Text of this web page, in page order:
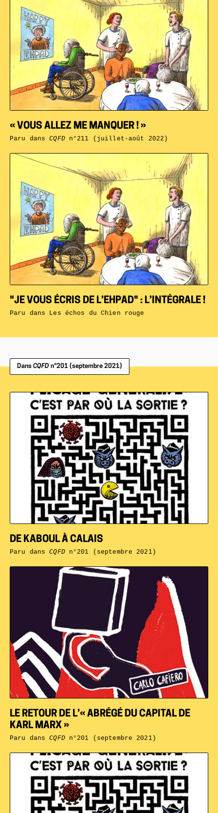
"JE VOUS ÉCRIS DE L’EHPAD" : L’INTÉGRALE !
Paru dans Les échos du Chien rouge
« VOUS ALLEZ ME MANQUER ! »
Paru dansCQFDn°211 (juillet-août 2022)
Dans CQFD n°201 (septembre 2021)
LE RETOUR DE L’« ABRÉGÉ DU CAPITAL DE
KARL MARX »
Paru dansCQFDn°201 (septembre 2021)
DE KABOUL À CALAIS
Paru dansCQFDn°201 (septembre 2021)